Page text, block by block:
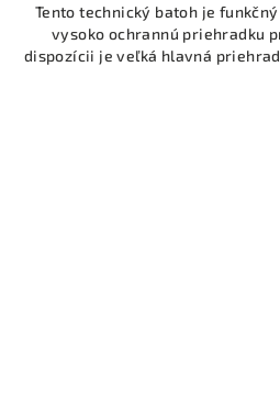
z
5
Tento technický batoh je
vysoko ochrannú priehradku
dispozícii je veľká hlavná